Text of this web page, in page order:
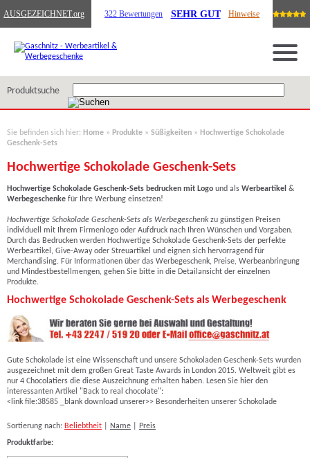
AUSGEZEICHNET.org 322 Bewertungen SEHR GUT Hinweise
Produktsuche
Sie befinden sich hier: Home » Produkte » Süßigkeiten » Hochwertige Schokolade
Geschenk-Sets
Hochwertige Schokolade Geschenk-Sets
Hochwertige Schokolade Geschenk-Sets bedrucken mit Logo und als Werbeartikel &
Werbegeschenke für Ihre Werbung einsetzen!
Hochwertige Schokolade Geschenk-Sets als Werbegeschenkzu günstigen Preisen
individuell mit Ihrem Firmenlogo oder Aufdruck nach Ihren Wünschen und Vorgaben.
Durch das Bedrucken werden Hochwertige Schokolade Geschenk-Sets der perfekte
Werbeartikel, Give-Away oder Streuartikel und eignen sich hervorragend für
Merchandising. Für Informationen über das Werbegeschenk, Preise, Werbeanbringung
und Mindestbestellmengen, gehen Sie bitte in die Detailansicht der einzelnen
Produkte.
Hochwertige Schokolade Geschenk-Sets als Werbegeschenk
Gute Schokolade ist eine Wissenschaft und unsere Schokoladen Geschenk-Sets wurden
ausgezeichnet mit dem großen Great Taste Awards in London 2015. Weltweit gibt es
nur 4 Chocolatiers die diese Auszeichnung erhalten haben. Lesen Sie hier den
interessanten Artikel "Back to real chocolate":
<link file:38585 _blank download unserer>> Besonderheiten unserer Schokolade
Sortierung nach: Beliebtheit Name
Preis
Produktfarbe: